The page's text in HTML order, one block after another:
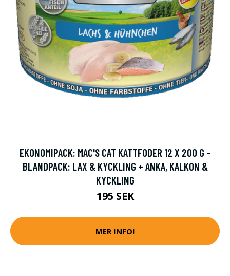
EKONOMIPACK: MAC'S CAT KATTFODER 12 X 200 G -
BLANDPACK: LAX & KYCKLING + ANKA, KALKON &
KYCKLING
195 SEK
MER INFO!